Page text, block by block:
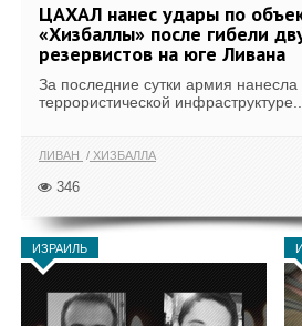
ЦАХАЛ нанес удары по
«Хизбаллы» после гибели
резервистов на юге Ливана
За последние сутки армия
террористической инфраструктуре...
ЛИВАН ХИЗБАЛЛА
346
ИЗРАИЛЬ